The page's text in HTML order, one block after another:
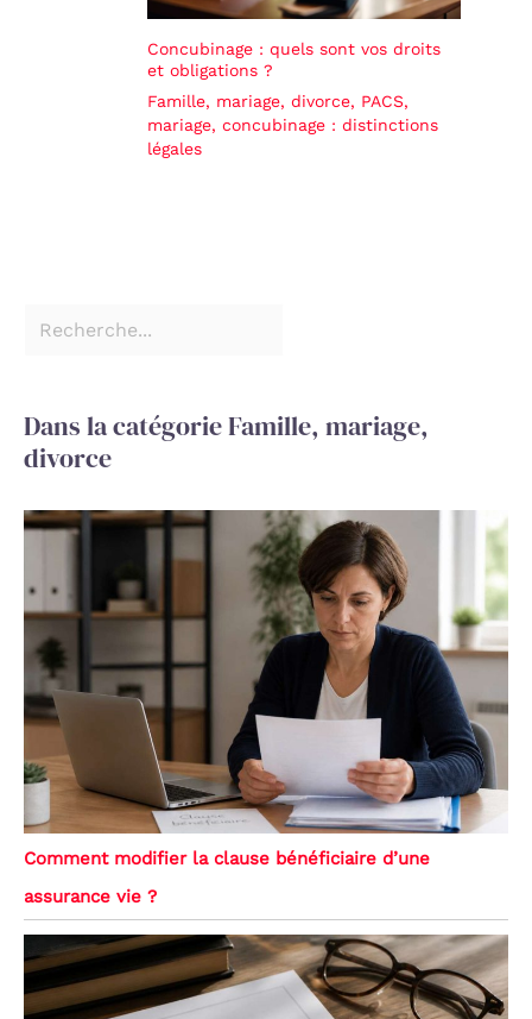
Concubinage : quels sont vos droits
et obligations ?
Famille, mariage, divorce, PACS,
mariage, concubinage : distinctions
légales
Dans la catégorie Famille, mariage,
divorce
Comment modifier la clause bénéficiaire d’une
assurance vie ?